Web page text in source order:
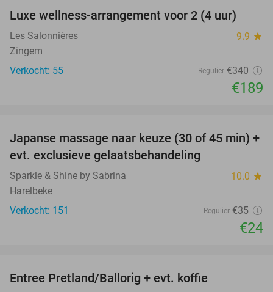
44%
Luxe wellness-arrangement voor 2 (4 uur)
Les Salonnières 9.9 star
Zingem
Verkocht: 55
Regulier €340
€189
31%
Japanse massage naar keuze (30 of 45 min) +
evt. exclusieve gelaatsbehandeling
Sparkle & Shine by Sabrina 10.0 star
Harelbeke
Verkocht: 151
Regulier €35
€24
Entree Pretland/Ballorig + evt. koffie